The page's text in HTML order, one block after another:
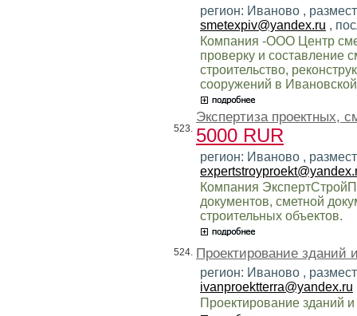
регион: Иваново ,
smetexpiv@yandex.ru ,
Компания -ООО Центр
проверку и составление
строительство,
сооружений в
523.
Экспертиза проектных,
5000 RUR
регион: Иваново ,
Компания
документов, сметной
строительных объектов.
524. Проектирование зданий
регион: Иваново ,
ivanproektterra@yandex.ru
Проектирование зданий